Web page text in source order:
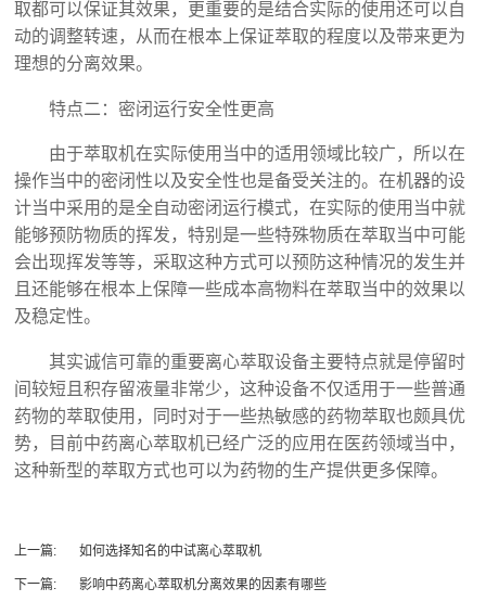
取都可以保证其效果，更重要的是结合实际的使用还可以自
动的调整转速，从而在根本上保证萃取的程度以及带来更为
理想的分离效果。
特点二：密闭运行安全性更高
由于萃取机在实际使用当中的适用领域比较广，所以在
操作当中的密闭性以及安全性也是备受关注的。在机器的设
计当中采用的是全自动密闭运行模式，在实际的使用当中就
能够预防物质的挥发，特别是一些特殊物质在萃取当中可能
会出现挥发等等，采取这种方式可以预防这种情况的发生并
且还能够在根本上保障一些成本高物料在萃取当中的效果以
及稳定性。
其实诚信可靠的重要离心萃取设备主要特点就是停留时
间较短且积存留液量非常少，这种设备不仅适用于一些普通
药物的萃取使用，同时对于一些热敏感的药物萃取也颇具优
势，目前中药离心萃取机已经广泛的应用在医药领域当中，
这种新型的萃取方式也可以为药物的生产提供更多保障。
上一篇: 如何选择知名的中试离心萃取机
下一篇: 影响中药离心萃取机分离效果的因素有哪些